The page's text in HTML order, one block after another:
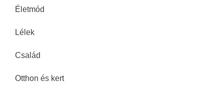
Életmód
Lélek
Család
Otthon és kert